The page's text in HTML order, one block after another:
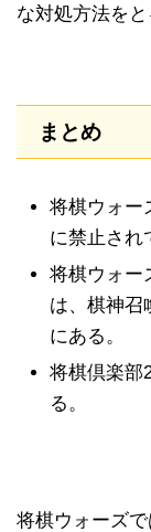
な対処方法をと
まとめ
将棋ウォー
に禁止され
将棋ウォー
は、棋神召
にある。
将棋倶楽部
る。
将棋ウォーズ